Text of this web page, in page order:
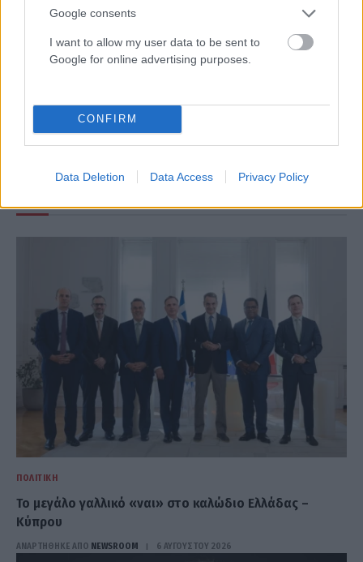
Google consents
I want to allow my user data to be sent to
Google for online advertising purposes.
CONFIRM
Data Deletion Data Access Privacy Policy
για τα φαινόμενα βίας μεταξύ
ΠΟΛΙΤΙΚΉ
Το μεγάλο γαλλικό «ναι» στο καλώδιο Ελλάδας –
Κύπρου
ΑΝΑΡΤΗΘΗΚΕ ΑΠΟ NEWSROOM 6 ΑΥΓΟΎΣΤΟΥ 2026